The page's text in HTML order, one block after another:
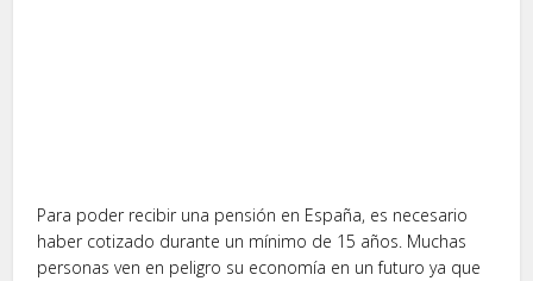
Para poder recibir una pensión en España, es necesario
haber cotizado durante un mínimo de 15 años. Muchas
personas ven en peligro su economía en un futuro ya que